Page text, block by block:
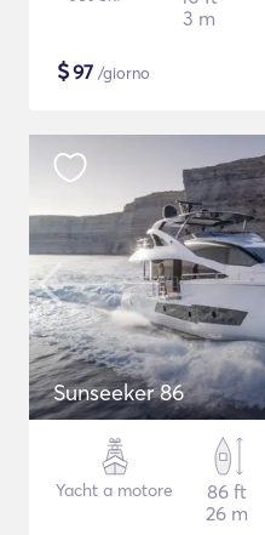
3 m
$97 /giorno
Sunseeker 86
Yacht a motore
86 ft
26 m